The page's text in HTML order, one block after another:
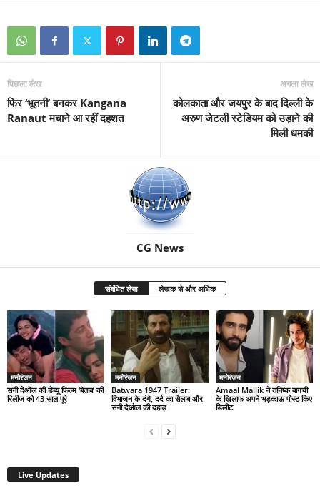
पिछला लेख
फिर ‘भूतनी’ बनकर Kangana
Ranaut मचाने आ रहीं दहशत
अगला लेख
कोलकाता और जयपुर के बाद दिल्ली के
अरुण जेटली स्टेडियम को उड़ाने की
मिली धमकी
CG News
संबंधित लेख लेखक से और अधिक
मनोरंजन
सनी देओल की डेब्यू फिल्म ‘बेताब’ की
रिलीज को 43 साल पूरे
मनोरंजन
Batwara 1947 Trailer:
विभाजन के दंगे, दर्द का सैलाब और
सनी देओल की दहाड़
मनोरंजन
Amaal Mallik ने तनिष्क बागची
के खिलाफ अपने भड़काऊ पोस्ट किए
डिलीट
Live Updates